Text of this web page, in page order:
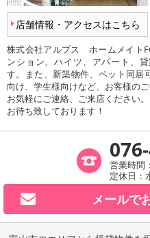
店舗情報・アクセスはこちら
株式会社アルプス ホームメイト
ンション、ハイツ、アパート、
す。また、新築物件、ペット同居
向け、学生様向けなど、お客様の
お気軽にご連絡、ご来店ください。
お待ち致しております！
営業時間
定休日：
メールで